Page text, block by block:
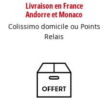
Livraison en France
Andorre et Monaco
Colissimo domicile ou Points
Relais